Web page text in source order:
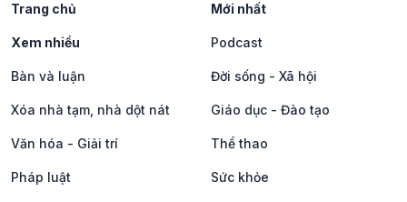
Trang chủ Mới nhất
Xem nhiều Podcast
Bàn và luận Đời sống - Xã hội
Xóa nhà tạm, nhà dột nát Giáo dục - Đào tạo
Văn hóa - Giải trí Thể thao
Pháp luật Sức khỏe